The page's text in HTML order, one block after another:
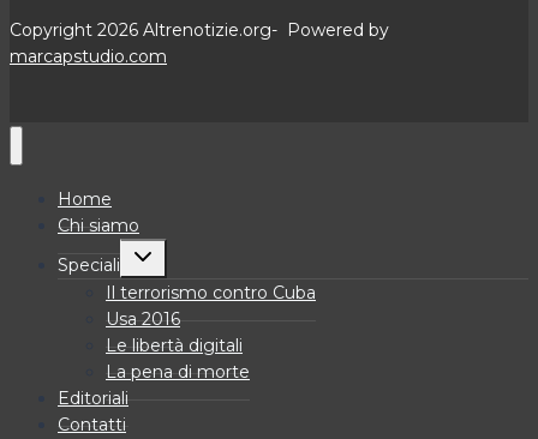
Copyright 2026 Altrenotizie.org- Powered by
marcapstudio.com
Home
Chi siamo
Speciali
Alterna
menu
figlio
Il terrorismo contro Cuba
Usa 2016
Le libertà digitali
La pena di morte
Editoriali
Contatti